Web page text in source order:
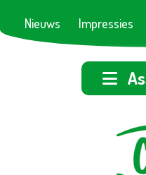
Nieuws Impressies